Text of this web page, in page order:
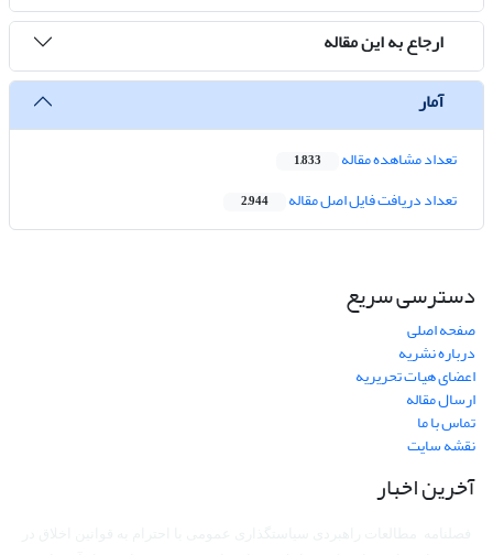
ارجاع به این مقاله
آمار
تعداد مشاهده مقاله 1,833
تعداد دریافت فایل اصل مقاله 2,944
دسترسی سریع
صفحه اصلی
درباره نشریه
اعضای هیات تحریریه
ارسال مقاله
تماس با ما
نقشه سایت
آخرین اخبار